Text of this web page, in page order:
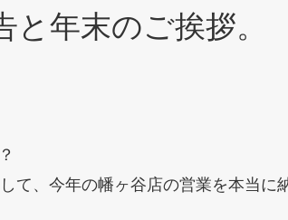
年末のご挨拶。
て、今年の幡ヶ谷店の営業を本当に